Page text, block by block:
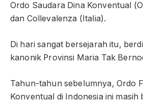
Ordo Saudara Dina Konventual
dan Collevalenza (Italia).
Di hari sangat bersejarah itu,
kanonik Provinsi Maria Tak
Tahun-tahun sebelumnya, Ordo
Konventual di Indonesia ini masih